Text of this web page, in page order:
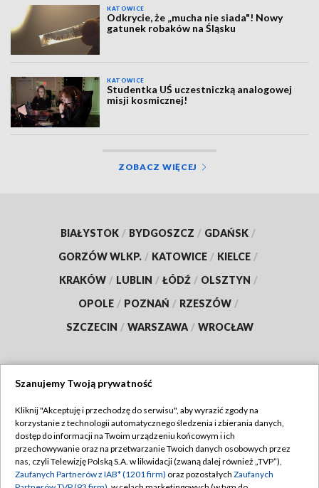
KATOWICE
Odkrycie, że „mucha nie siada"! Nowy
gatunek robaków na Śląsku
KATOWICE
Studentka UŚ uczestniczką analogowej
misji kosmicznej!
ZOBACZ WIĘCEJ
BIAŁYSTOK / BYDGOSZCZ / GDAŃSK /
GORZÓW WLKP. / KATOWICE / KIELCE /
KRAKÓW / LUBLIN / ŁÓDŹ / OLSZTYN /
OPOLE / POZNAŃ / RZESZÓW /
SZCZECIN / WARSZAWA / WROCŁAW
TVP
Abonament TVP
Emisja w TVP
Regulamin TVP
Polityka prywatności
Szanujemy Twoją prywatność
Kliknij "Akceptuję i przechodzę do serwisu", aby wyrazić zgody na
korzystanie z technologii automatycznego śledzenia i zbierania danych,
dostęp do informacji na Twoim urządzeniu końcowym i ich
przechowywanie oraz na przetwarzanie Twoich danych osobowych przez
nas, czyli Telewizję Polską S.A. w likwidacji (zwaną dalej również „TVP”),
Zaufanych Partnerów z IAB* (1201 firm) oraz pozostałych Zaufanych